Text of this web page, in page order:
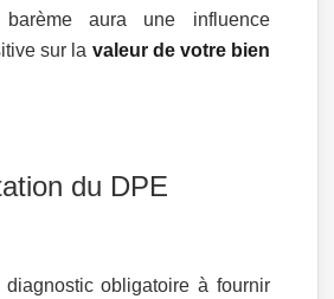
aura une influence
sur la valeur de votre bien
du DPE
obligatoire à fournir